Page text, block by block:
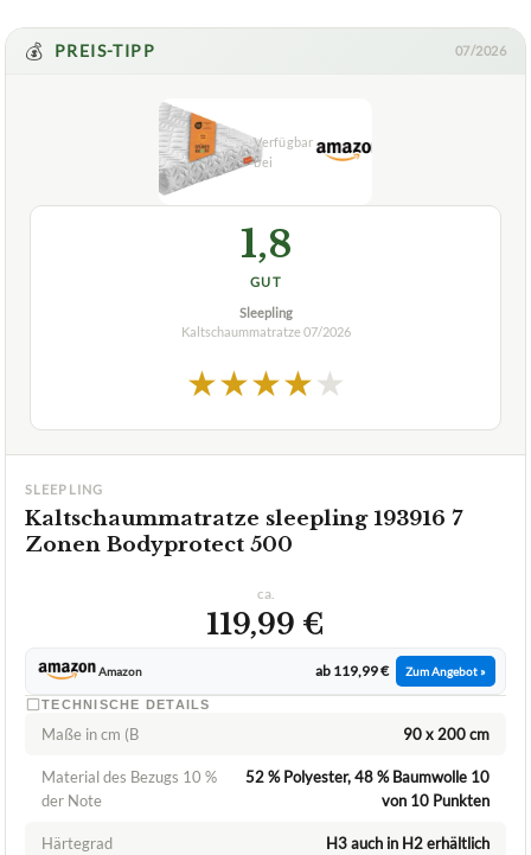
💰 PREIS-TIPP 07/2026
1,8
GUT
Sleepling
Kaltschaummatratze 07/2026
★★★★★
SLEEPLING
Kaltschaummatratze sleepling 193916 7
Zonen Bodyprotect 500
ca.
119,99 €
Amazon ab 119,99 € Zum Angebot »
TECHNISCHE DETAILS
Maße in cm (B 90 x 200 cm
Material des Bezugs 10 %
der Note
52 % Polyester, 48 % Baumwolle 10
von 10 Punkten
Härtegrad H3 auch in H2 erhältlich